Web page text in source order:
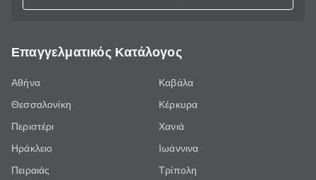
Επαγγελματικός Κατάλογος
Αθήνα
Θεσσαλονίκη
Περιστέρι
Ηράκλειο
Πειραιάς
Καβάλα
Κέρκυρα
Χανιά
Ιωάννινα
Τρίπολη